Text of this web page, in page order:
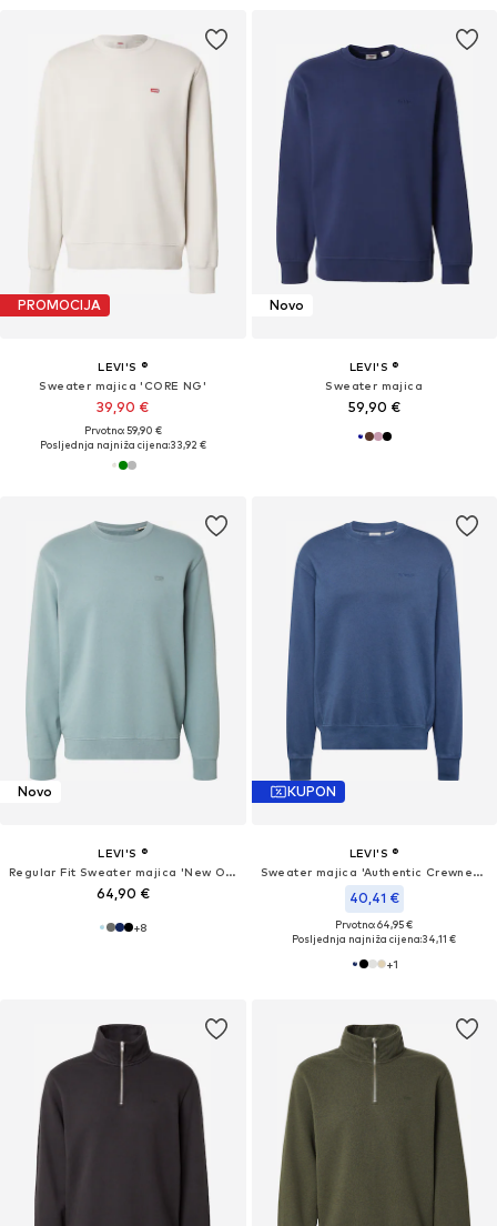
PROMOCIJA
LEVI'S ®
Sweater majica 'CORE NG'
39,90 €
Prvotno: 59,90 €
Posljednja najniža cijena:33,92 €
Novo
LEVI'S ®
Sweater majica
59,90 €
Novo
LEVI'S ®
Regular Fit Sweater majica 'New Original'
64,90 €
+8
KUPON
LEVI'S ®
Sweater majica 'Authentic Crewneck Sweatshirt'
40,41 €
Prvotno: 64,95 €
Posljednja najniža cijena:34,11 €
+1